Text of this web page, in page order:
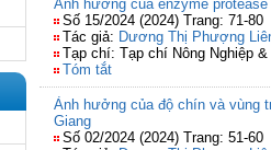
Ảnh hưởng của enzyme
Số 15/2024 (2024) Trang: 71-80
Tác giả: Dương Thị Phượng
Tạp chí: Tạp chí Nông Nghiệp &
Tóm tắt
Ảnh hưởng của độ chín và vùng
Giang
Số 02/2024 (2024) Trang: 51-60